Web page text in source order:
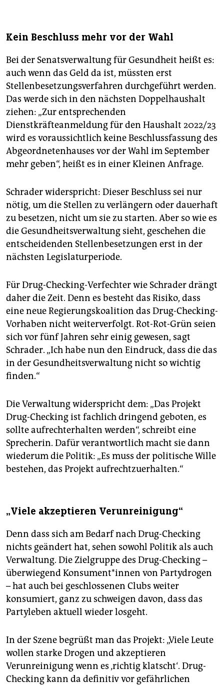
Kein Beschluss mehr vor der Wahl
Bei der Senatsverwaltung für Gesundheit heißt es:
auch wenn das Geld da ist, müssten erst
Stellenbesetzungsverfahren durchgeführt werden.
Das werde sich in den nächsten Doppelhaushalt
ziehen: „Zur entsprechenden
Dienstkräfteanmeldung für den Haushalt 2022/23
wird es voraussichtlich keine Beschlussfassung des
Abgeordnetenhauses vor der Wahl im September
mehr geben“, heißt es in einer Kleinen Anfrage.
Schrader widerspricht: Dieser Beschluss sei nur
nötig, um die Stellen zu verlängern oder dauerhaft
zu besetzen, nicht um sie zu starten. Aber so wie es
die Gesundheitsverwaltung sieht, geschehen die
entscheidenden Stellenbesetzungen erst in der
nächsten Legislaturperiode.
Für Drug-Checking-Verfechter wie Schrader drängt
daher die Zeit. Denn es besteht das Risiko, dass
eine neue Regierungskoalition das Drug-Checking-
Vorhaben nicht weiterverfolgt. Rot-Rot-Grün seien
sich vor fünf Jahren sehr einig gewesen, sagt
Schrader. „Ich habe nun den Eindruck, dass die das
in der Gesundheitsverwaltung nicht so wichtig
finden.“
Die Verwaltung widerspricht dem: „Das Projekt
Drug-Checking ist fachlich dringend geboten, es
sollte aufrechterhalten werden“, schreibt eine
Sprecherin. Dafür verantwortlich macht sie dann
wiederum die Politik: „Es muss der politische Wille
bestehen, das Projekt aufrechtzuerhalten.“
„Viele akzeptieren Verunreinigung“
Denn dass sich am Bedarf nach Drug-Checking
nichts geändert hat, sehen sowohl Politik als auch
Verwaltung. Die Zielgruppe des Drug-Checking –
überwiegend Kon­su­men­t*in­nen von Partydrogen
– hat auch bei geschlossenen Clubs weiter
konsumiert, ganz zu schweigen davon, dass das
Partyleben aktuell wieder losgeht.
In der Szene begrüßt man das Projekt: „Viele Leute
wollen starke Drogen und akzeptieren
Verunreinigung wenn es ‚richtig klatscht‘. Drug-
Checking kann da definitiv vor gefährlichen